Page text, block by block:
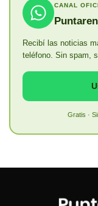
CANAL
Recibí las noticias
teléfono. Sin spam,
Gratis ·